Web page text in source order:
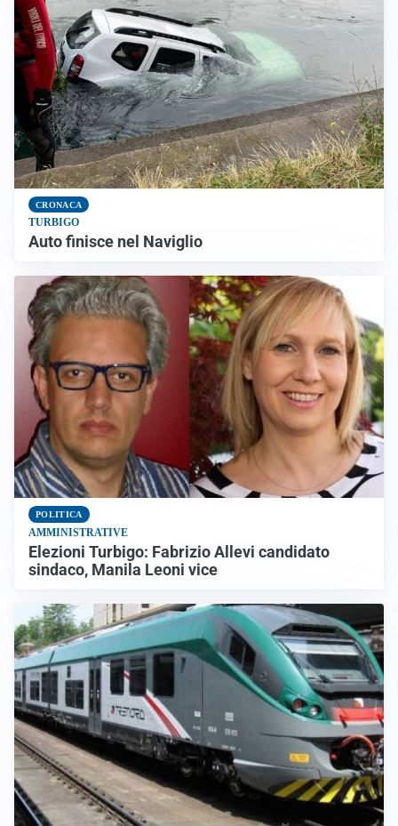
CRONACA
TURBIGO
Auto finisce nel Naviglio
POLITICA
AMMINISTRATIVE
Elezioni Turbigo: Fabrizio Allevi candidato
sindaco, Manila Leoni vice